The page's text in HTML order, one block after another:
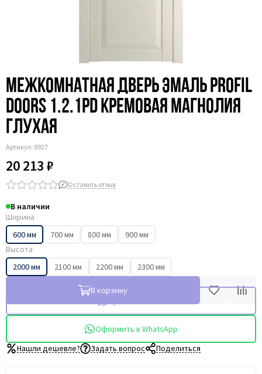
Межкомнатная дверь эмаль Profil
Doors 1.2.1PD кремовая магнолия
глухая
Артикул: 9927
20 213 ₽
Оставить отзыв
В наличии
Ширина
600 мм
700 мм 800 мм
900 мм
Высота
2000 мм
2100 мм 2200 мм 2300 мм
В корзину
Оформить в WhatsApp
Нашли дешевле?
Задать вопрос Поделиться